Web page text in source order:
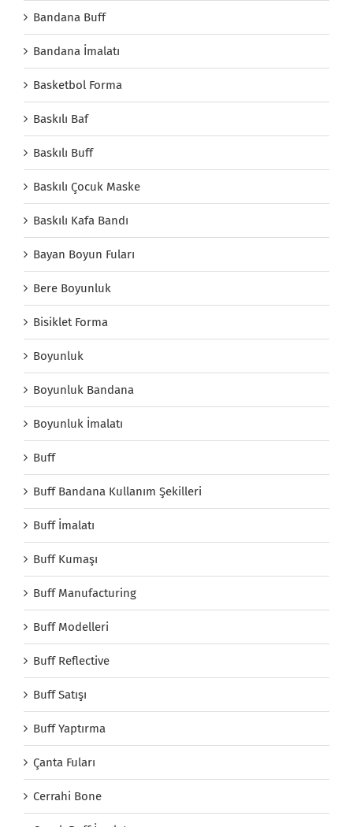
Bandana Buff
Bandana İmalatı
Basketbol Forma
Baskılı Baf
Baskılı Buff
Baskılı Çocuk Maske
Baskılı Kafa Bandı
Bayan Boyun Fuları
Bere Boyunluk
Bisiklet Forma
Boyunluk
Boyunluk Bandana
Boyunluk İmalatı
Buff
Buff Bandana Kullanım Şekilleri
Buff İmalatı
Buff Kumaşı
Buff Manufacturing
Buff Modelleri
Buff Reflective
Buff Satışı
Buff Yaptırma
Çanta Fuları
Cerrahi Bone